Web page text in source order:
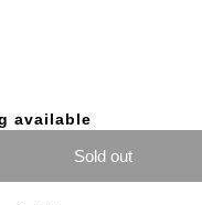
available
Sold out